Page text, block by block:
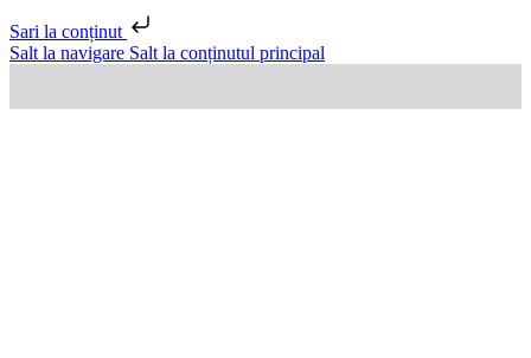
Sari la conținut
Salt la navigare Salt la conținutul principal